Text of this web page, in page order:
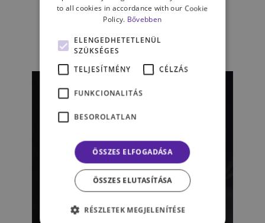
Drogprevenciós
szabadulószobák
POGÁCSÁS NÓRA
to all cookies in accordance with our Cookie
Policy. Bővebben
ELENGEDHETETLENÜL
SZÜKSÉGES
TELJESÍTMÉNY
CÉLZÁS
FUNKCIONALITÁS
BESOROLATLAN
ÖSSZES ELFOGADÁSA
ÖSSZES ELUTASÍTÁSA
RÉSZLETEK MEGJELENÍTÉSE